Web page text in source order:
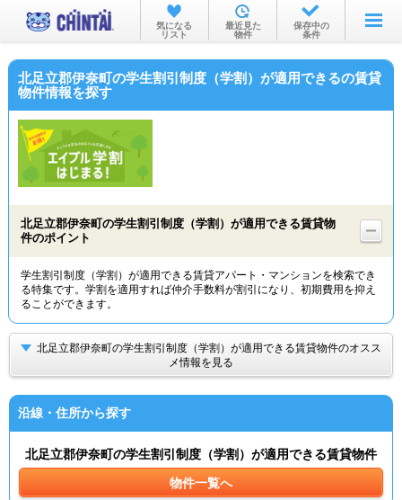
お部屋を探す
沿線・駅から
不動産会社から
気になる
リスト
最近見た
物件
保存中の
条件
北足立郡伊奈町の学生割引制度（学割）が適用できるの賃貸
物件情報を探す
北足立郡伊奈町の学生割引制度（学割）が適用できる賃貸物
件のポイント
学生割引制度（学割）が適用できる賃貸アパート・マンションを検索でき
る特集です。学割を適用すれば仲介手数料が割引になり、初期費用を抑え
ることができます。
北足立郡伊奈町の学生割引制度（学割）が適用できる賃貸物件のオスス
メ情報を見る
沿線・住所から探す
北足立郡伊奈町の学生割引制度（学割）が適用できる賃貸物件
物件一覧へ